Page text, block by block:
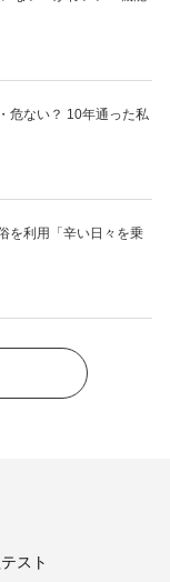
危ない？ 10年通った私
を利用「辛い日々を乗
スト